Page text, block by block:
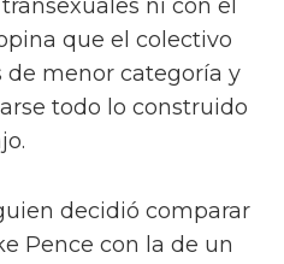
ni con el
que el colectivo
de menor categoría y
todo lo construido
decidió comparar
Pence con la de un